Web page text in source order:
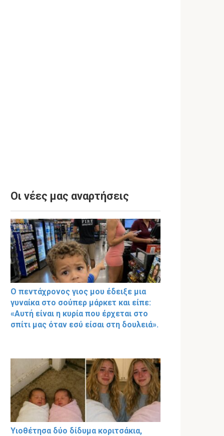
Οι νέες μας αναρτήσεις
Ο πεντάχρονος γιος μου έδειξε μια
γυναίκα στο σούπερ μάρκετ και είπε:
«Αυτή είναι η κυρία που έρχεται στο
σπίτι μας όταν εσύ είσαι στη δουλειά».
Υιοθέτησα δύο δίδυμα κοριτσάκια,